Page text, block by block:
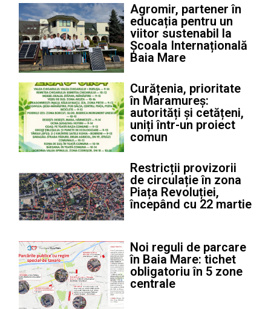
Agromir, partener în
educația pentru un
viitor sustenabil la
Școala Internațională
Baia Mare
Curățenia, prioritate
în Maramureș:
autorități și cetățeni,
uniți într-un proiect
comun
Restricții provizorii
de circulație în zona
Piața Revoluției,
începând cu 22 martie
Noi reguli de parcare
în Baia Mare: tichet
obligatoriu în 5 zone
centrale